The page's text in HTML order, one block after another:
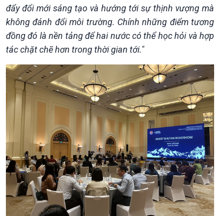
Kinh tế
Tin Kinh tế
Trước giờ mở cửa
Dòng chảy Kinh tế
Sức sống hàng Việt
Khởi nghiệp
Tuyên chiến với gian lận
thương mại
Nông nghiệp & Biển đảo
Tin Nông nghiệp & Biển
đảo
Mùa vàng
Biển đảo Việt Nam
Tâm tình biên giới và hải
đảo
Tìm hiểu biển, đảo Việt
đẩy đổi mới sáng tạo và hướng tới sự thịnh vượng mà
không đánh đổi môi trường. Chính những điểm tương
đồng đó là nền tảng để hai nước có thể học hỏi và hợp
tác chặt chẽ hơn trong thời gian tới."